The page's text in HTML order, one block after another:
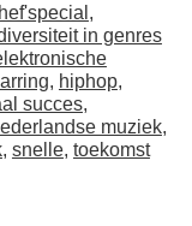
,
in genres
, hiphop,
succes,
muziek,
, snelle, toekomst